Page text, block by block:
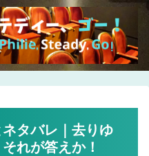
ネタバレ｜去りゆ
れが答えか！